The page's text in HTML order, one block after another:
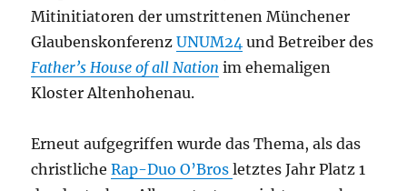
Mitinitiatoren der umstrittenen Münchener
GlaubenskonferenzUNUM24 und Betreiber des
Father’s House of all Nation im ehemaligen
Kloster Altenhohenau.
Erneut aufgegriffen wurde das Thema, als das
christlicheRap-Duo O’Brosletztes Jahr Platz 1